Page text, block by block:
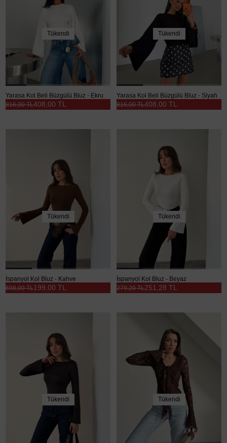
Tükendi
Yarasa Kol Beli Büzgülü Bluz - Ekru
408,00 TL
816,00 TL
Tükendi
Yarasa Kol Beli Büzgülü Bluz - Siyah
408,00 TL
816,00 TL
Tükendi
İspanyol Kol Bluz - Kahve
199,00 TL
698,00 TL
Tükendi
İspanyol Kol Bluz - Beyaz
251,28 TL
279,20 TL
Tükendi Tükendi